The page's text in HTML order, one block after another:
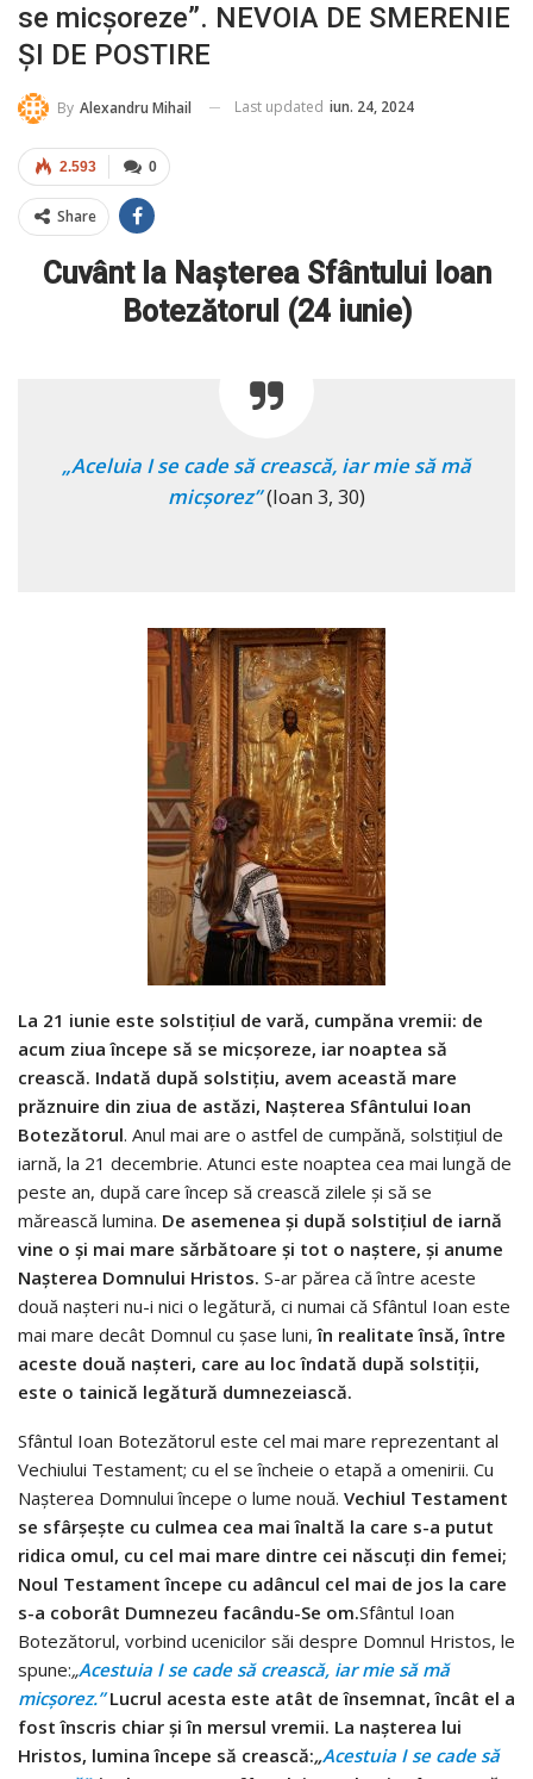
se micşoreze”. NEVOIA DE SMERENIE
ȘI DE POSTIRE
By Alexandru Mihail Last updated iun. 24, 2024
0
2.593
Share
Cuvânt la Naşterea Sfântului Ioan
Botezătorul (24 iunie)
„Aceluia I se cade să crească, iar mie să mă
micşorez”(Ioan 3, 30)
La 21 iunie este solstiţiul de vară, cumpăna vremii: de
acum ziua începe să se micşoreze, iar noaptea să
crească. Indată după solstiţiu, avem această mare
prăznuire din ziua de astăzi, Naşterea Sfântului Ioan
Botezătorul. Anul mai are o astfel de cumpănă, solstiţiul de
iarnă, la 21 decembrie. Atunci este noaptea cea mai lungă de
peste an, după care încep să crească zilele şi să se
mărească lumina. De asemenea şi după solstiţiul de iarnă
vine o şi mai mare sărbătoare şi tot o naştere, şi anume
Naşterea Domnului Hristos. S-ar părea că între aceste
două naşteri nu-i nici o legătură, ci numai că Sfântul Ioan este
mai mare decât Domnul cu şase luni, în realitate însă, între
aceste două naşteri, care au loc îndată după solstiţii,
este o tainică legătură dumnezeiască.
Sfântul Ioan Botezătorul este cel mai mare reprezentant al
Vechiului Testament; cu el se încheie o etapă a omenirii. Cu
Naşterea Domnului începe o lume nouă. Vechiul Testament
se sfârşeşte cu culmea cea mai înaltă la care s-a putut
ridica omul, cu cel mai mare dintre cei născuţi din femei;
Noul Testament începe cu adâncul cel mai de jos la care
s-a coborât Dumnezeu facându-Se om.Sfântul Ioan
Botezătorul, vorbind ucenicilor săi despre Domnul Hristos, le
spune:„Acestuia I se cade să crească, iar mie să mă
micşorez.”Lucrul acesta este atât de în­semnat, încât el a
fost înscris chiar şi în mersul vremii. La naşterea lui
Hristos, lumina începe să crească:„Acestuia I se cade să